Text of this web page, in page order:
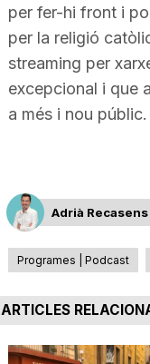
a
per fer-hi front i
per la religió
streaming per
excepcional i que
a més i nou públic.
Adrià Recasens
Programes | Podcast
ARTICLES